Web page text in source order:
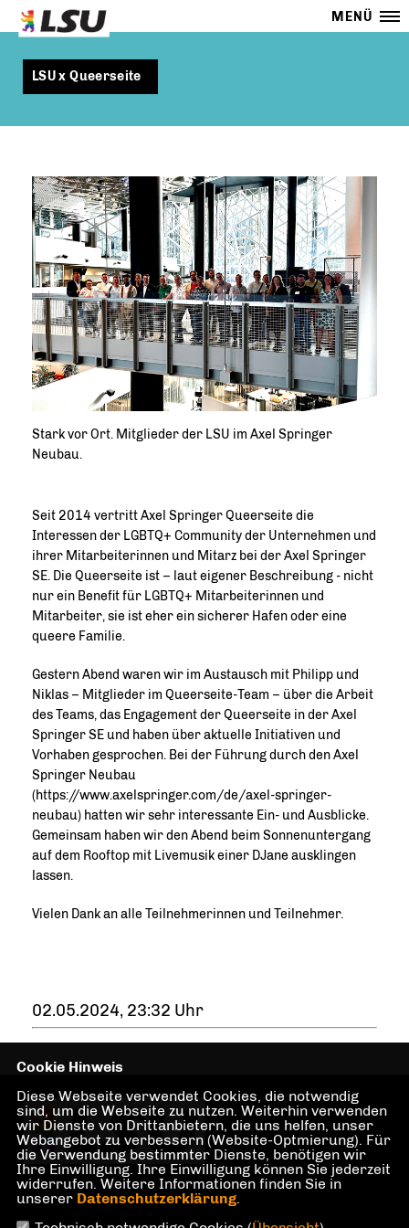
MENÜ
LSU x Queerseite
Stark vor Ort. Mitglieder der LSU im Axel Springer
Neubau.
Seit 2014 vertritt Axel Springer Queerseite die
Interessen der LGBTQ+ Community der Unternehmen und
ihrer Mitarbeiterinnen und Mitarz bei der Axel Springer
SE. Die Queerseite ist – laut eigener Beschreibung - nicht
nur ein Benefit für LGBTQ+ Mitarbeiterinnen und
Mitarbeiter, sie ist eher ein sicherer Hafen oder eine
queere Familie.
Gestern Abend waren wir im Austausch mit Philipp und
Niklas – Mitglieder im Queerseite-Team – über die Arbeit
des Teams, das Engagement der Queerseite in der Axel
Springer SE und haben über aktuelle Initiativen und
Vorhaben gesprochen. Bei der Führung durch den Axel
Springer Neubau
(https://www.axelspringer.com/de/axel-springer-
neubau) hatten wir sehr interessante Ein- und Ausblicke.
Gemeinsam haben wir den Abend beim Sonnenuntergang
auf dem Rooftop mit Livemusik einer DJane ausklingen
lassen.
Vielen Dank an alle Teilnehmerinnen und Teilnehmer.
02.05.2024, 23:32 Uhr
LSU Berlin -
Sonderorganisation der
CDU Berlin
Cookie Hinweis
Diese Webseite verwendet Cookies, die notwendig
sind, um die Webseite zu nutzen. Weiterhin verwenden
wir Dienste von Drittanbietern, die uns helfen, unser
Webangebot zu verbessern (Website-Optmierung). Für
die Verwendung bestimmter Dienste, benötigen wir
Ihre Einwilligung. Ihre Einwilligung können Sie jederzeit
widerrufen. Weitere Informationen finden Sie in
unserer Datenschutzerklärung.